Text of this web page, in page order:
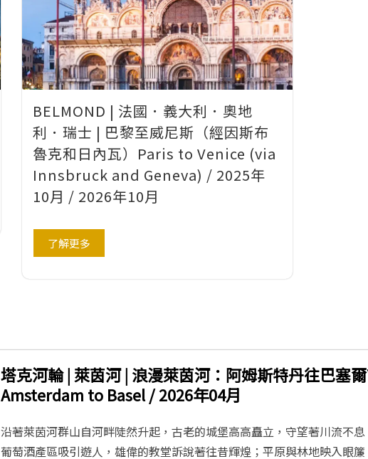
BELMOND | 法國．義大利．奧地
利．瑞士 | 巴黎至威尼斯（經因斯布
魯克和日內瓦）Paris to Venice (via
Innsbruck and Geneva) / 2025年
10月 / 2026年10月
了解更多
塔克河輪 | 萊茵河 | 浪漫萊茵河：阿姆斯特丹往巴塞
Amsterdam to Basel / 2026年04月
沿著萊茵河群山自河畔陡然升起，古老的城堡高高矗立，守望著川流不
葡萄酒產區吸引遊人，雄偉的教堂訴說著往昔輝煌；平原與林地映入眼